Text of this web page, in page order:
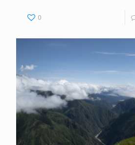
0